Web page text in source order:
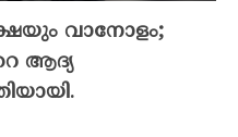
വാനോളം;
ആദ്യ